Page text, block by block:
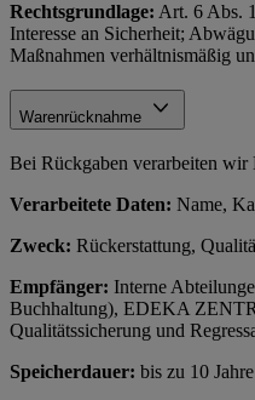
Rechtsgrundlage: Art. 6 Abs.
Interesse an Sicherheit;
Maßnahmen verhältnismäßig
Warenrücknahme
Bei Rückgaben verarbeiten
Verarbeitete Daten: Name,
Zweck: Rückerstattung,
Empfänger: Interne
Buchhaltung), EDEKA
Qualitätssicherung und
Speicherdauer: bis zu 10